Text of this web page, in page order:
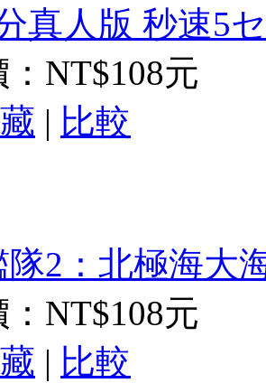
真人版 秒速5
NT$108元
| 比較
2：北極海大
NT$108元
| 比較